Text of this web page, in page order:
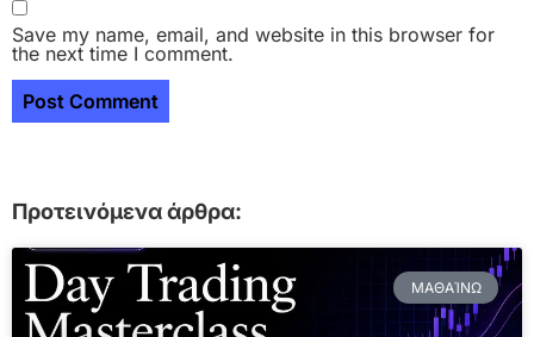
Save my name, email, and website in this browser for
the next time I comment.
Προτεινόμενα άρθρα:
ΜΑΘΑΊΝΩ